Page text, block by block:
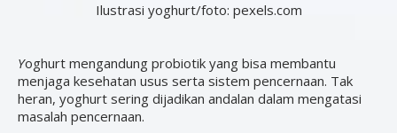
Ilustrasi yoghurt/foto: pexels.com
Yoghurt mengandung probiotik yang bisa membantu
menjaga kesehatan usus serta sistem pencernaan. Tak
heran, yoghurt sering dijadikan andalan dalam mengatasi
masalah pencernaan.